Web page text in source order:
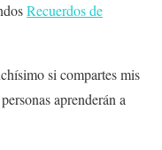
Recuerdos de
si compartes mis
aprenderán a